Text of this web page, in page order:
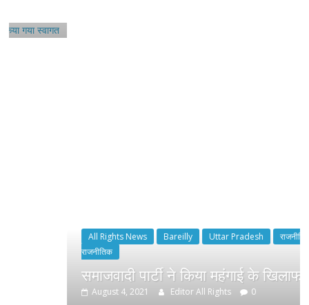
All Rights News Bareilly Uttar Pradesh राजनीति
हॉट
समाजवादी पार्टी ने किया महंगाई के खिलाफ प्रदर्शन
August 4, 2021 Editor All Rights 0